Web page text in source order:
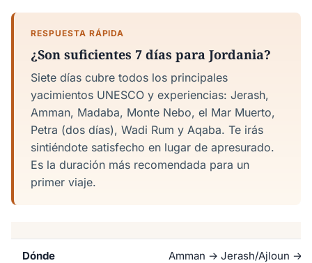
RESPUESTA RÁPIDA
¿Son suficientes 7 días para Jordania?
Siete días cubre todos los principales
yacimientos UNESCO y experiencias: Jerash,
Amman, Madaba, Monte Nebo, el Mar Muerto,
Petra (dos días), Wadi Rum y Aqaba. Te irás
sintiéndote satisfecho en lugar de apresurado.
Es la duración más recomendada para un
primer viaje.
Dónde Amman → Jerash/Ajloun →